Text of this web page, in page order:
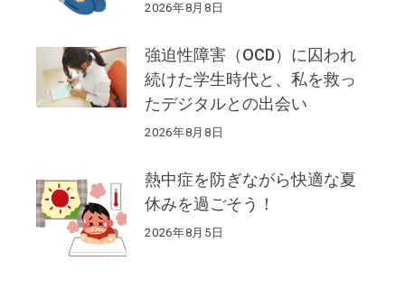
2026年8月8日
強迫性障害（OCD）に囚われ
続けた学生時代と、私を救っ
たデジタルとの出会い
2026年8月8日
熱中症を防ぎながら快適な夏
休みを過ごそう！
2026年8月5日